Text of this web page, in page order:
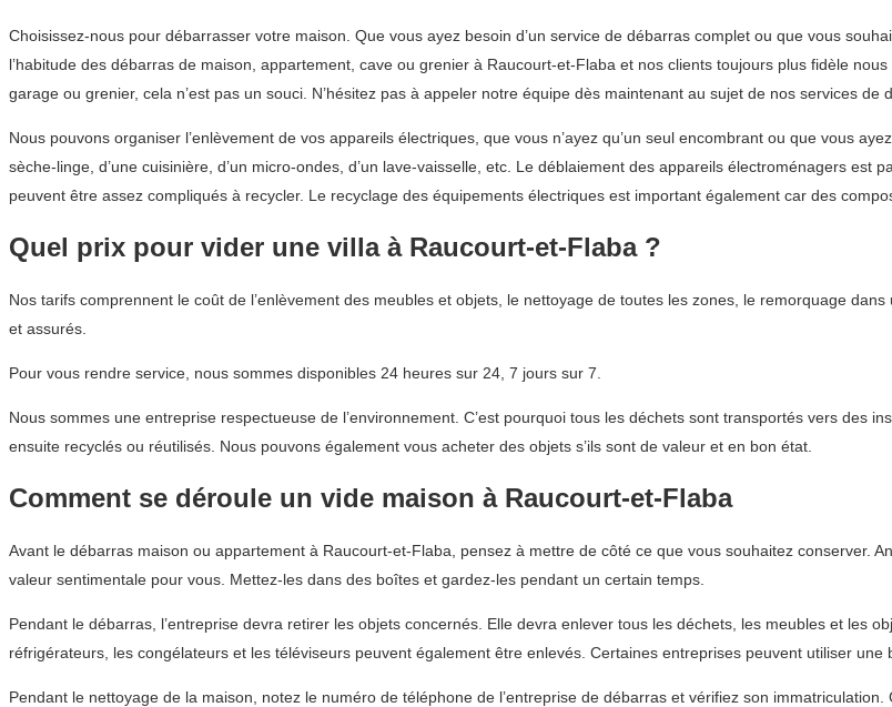
Choisissez-nous pour débarrasser votre maison. Que vous ayez besoin d’un service de débarras complet ou que vous
l’habitude des débarras de maison, appartement, cave ou grenier à Raucourt-et-Flaba et nos clients toujours plus fidèle
garage ou grenier, cela n’est pas un souci. N’hésitez pas à appeler notre équipe dès maintenant au sujet de nos services de
Nous pouvons organiser l’enlèvement de vos appareils électriques, que vous n’ayez qu’un seul encombrant ou que vous
sèche-linge, d’une cuisinière, d’un micro-ondes, d’un lave-vaisselle, etc. Le déblaiement des appareils électroménagers
peuvent être assez compliqués à recycler. Le recyclage des équipements électriques est important également car des
Quel prix pour vider une villa à Raucourt-et-Flaba ?
Nos tarifs comprennent le coût de l’enlèvement des meubles et objets, le nettoyage de toutes les zones, le remorquage
et assurés.
Pour vous rendre service, nous sommes disponibles 24 heures sur 24, 7 jours sur 7.
Nous sommes une entreprise respectueuse de l’environnement. C’est pourquoi tous les déchets sont transportés vers des
ensuite recyclés ou réutilisés. Nous pouvons également vous acheter des objets s’ils sont de valeur et en bon état.
Comment se déroule un vide maison à Raucourt-et-Flaba
Avant le débarras maison ou appartement à Raucourt-et-Flaba, pensez à mettre de côté ce que vous souhaitez conserver.
valeur sentimentale pour vous. Mettez-les dans des boîtes et gardez-les pendant un certain temps.
Pendant le débarras, l’entreprise devra retirer les objets concernés. Elle devra enlever tous les déchets, les meubles et les
réfrigérateurs, les congélateurs et les téléviseurs peuvent également être enlevés. Certaines entreprises peuvent utiliser
Pendant le nettoyage de la maison, notez le numéro de téléphone de l’entreprise de débarras et vérifiez son